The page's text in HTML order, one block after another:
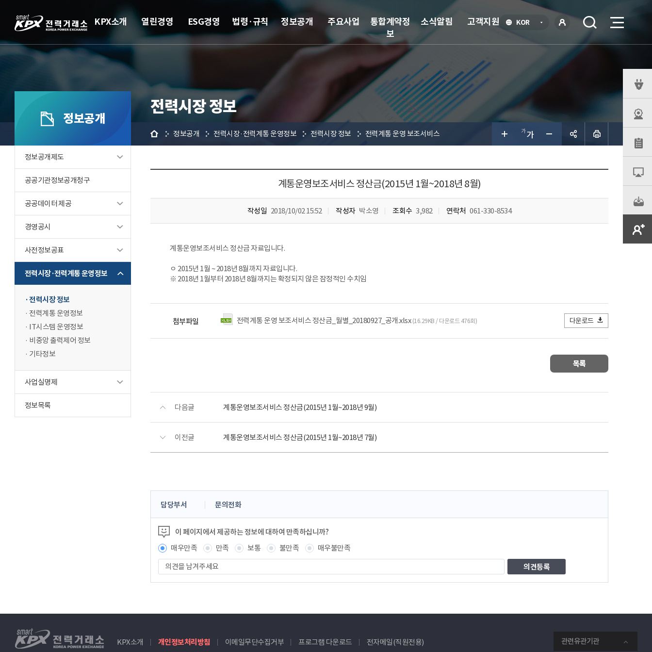
KOR언
그인
KPX소개 열린경영 ESG경영 법령·규칙 정보공개 주요사업
통합계약정
보
소식알림 고객지원
정보공개
정보공개제도
공공기관정보공개청구
공공데이터 제공
경영공시
사전정보공표
전력시장·전력계통 운영정보
전력시장 정보
전력계통 운영정보
IT시스템 운영정보
비중앙 출력제어 정보
기타정보
사업실명제
정보목록
전력시장 정보
홈 정보공개 전력시장·전력계통 운영정보 전력시장 정보 전력계통 운영 보조서비스
계통운영보조서비스 정산금(2015년 1월~2018년 8월)
작성일 2018/10/02 15:52 작성자 박소영 조회수 3,982 연락처 061-330-8534
계통운영보조서비스 정산금 자료입니다.
ㅇ 2015년 1월 ~ 2018년 8월까지 자료입니다.
※ 2018년 1월부터 2018년 8월까지는 확정되지 않은 잠정적인 수치임
첨부파일 전력계통 운영 보조서비스 정산금_월별_20180927_공개.xlsx (16.29KB / 다운로드 476회) 다운로드
목록
다음글 계통운영보조서비스 정산금(2015년 1월~2018년 9월)
이전글 계통운영보조서비스 정산금(2015년 1월~2018년 7월)
콘
츠
정
보
책
임
자
담당부서 문의전화
이 페이지에서 제공하는 정보에 대하여 만족하십니까?
매우만족
만족 보통 불만족
매우불만족
견
을
주
전
관련유관기관
KPX소개 개인정보처리방침 이메일무단수집거부 프로그램 다운로드 전자메일(직원전용)
뉴